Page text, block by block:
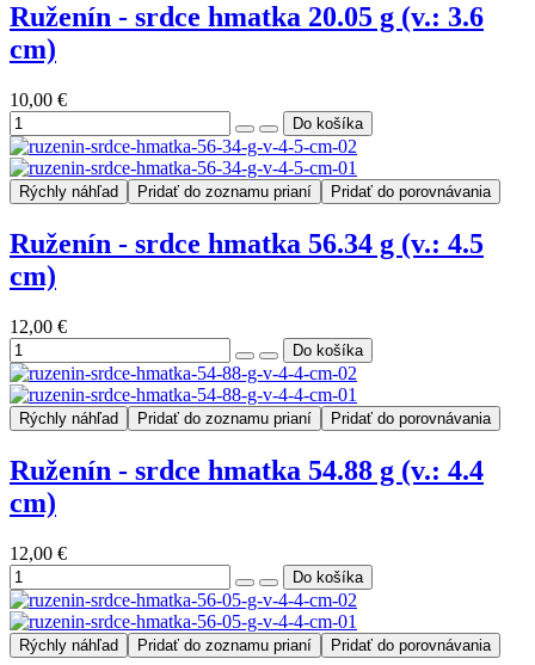
Ruženín - srdce hmatka 20.05 g (v.: 3.6
cm)
10,00 €
Rýchly náhľad Pridať do zoznamu prianí Pridať do porovnávania
Ruženín - srdce hmatka 56.34 g (v.: 4.5
cm)
12,00 €
Rýchly náhľad Pridať do zoznamu prianí Pridať do porovnávania
Ruženín - srdce hmatka 54.88 g (v.: 4.4
cm)
12,00 €
Rýchly náhľad Pridať do zoznamu prianí Pridať do porovnávania